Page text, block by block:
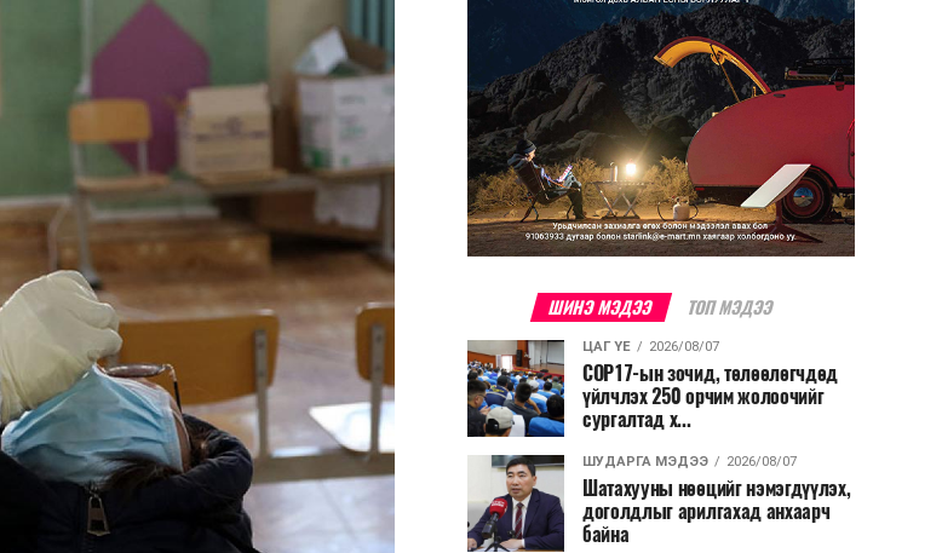
ШИНЭ МЭДЭЭ ТОП МЭДЭЭ
ЦАГ ҮЕ 2026/08/07
COP17-ын зочид, төлөөлөгчдөд
үйлчлэх 250 орчим жолоочийг
сургалтад х...
ШУДАРГА МЭДЭЭ 2026/08/07
Шатахууны нөөцийг нэмэгдүүлэх,
доголдлыг арилгахад анхаарч
байна